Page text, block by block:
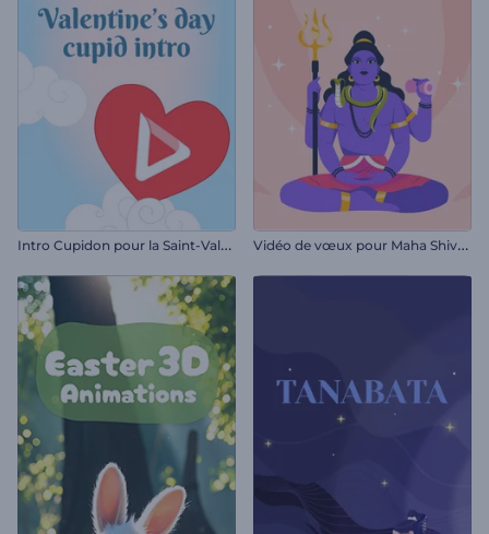
I
ntro Cupidon pour la Saint-Valentin V
idéo de vœux pour Maha Shivratri